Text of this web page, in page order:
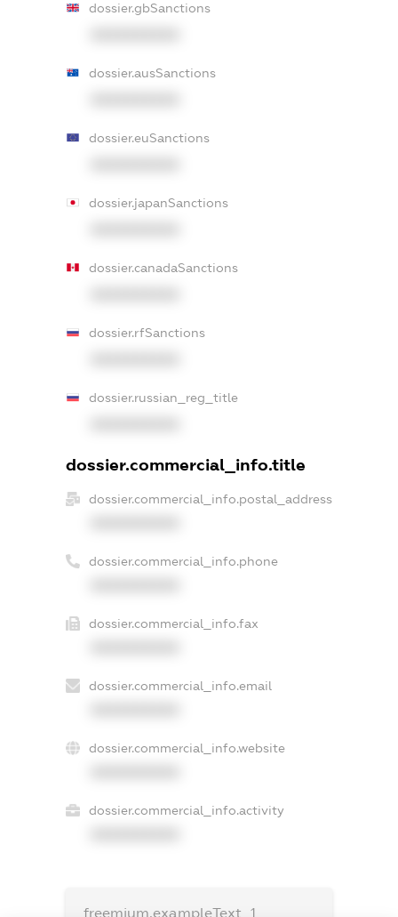
dossier.gbSanctions
dossier.ausSanctions
dossier.euSanctions
dossier.japanSanctions
dossier.canadaSanctions
dossier.rfSanctions
dossier.russian_reg_title
dossier.commercial_info.title
dossier.commercial_info.postal_address
dossier.commercial_info.phone
dossier.commercial_info.fax
dossier.commercial_info.email
dossier.commercial_info.website
dossier.commercial_info.activity
freemium.exampleText_1